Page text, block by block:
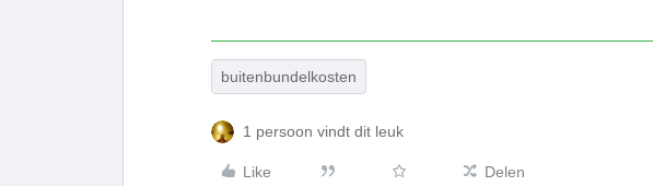
buitenbundelkosten
1 persoon vindt dit leuk
Like Delen